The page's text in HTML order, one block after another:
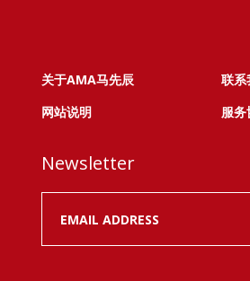
关于AMA马先辰
联系
网站说明
服
Newsletter